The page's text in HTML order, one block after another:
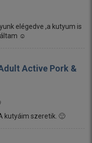
elégedve ,a kutyum is
☺️
Active Pork &
kutyáim szeretik. 🙂